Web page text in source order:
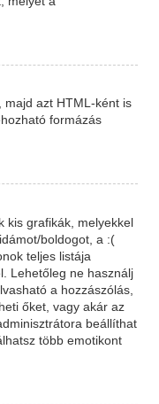
majd azt HTML-ként is
formázás
kis grafikák, melyekkel
boldogot, a :(
teljes listája
Lehetőleg ne használj
a hozzászólás,
őket, vagy akár az
beállíthat
több emotikont